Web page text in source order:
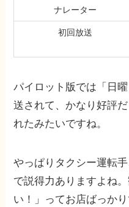
ナレーター
初回放送
パイロット版では「日
送されて、かなり好評
れたみたいですね。
やっぱりタクシー運転
で説得力ありますよね
い！」ってお店ばっか